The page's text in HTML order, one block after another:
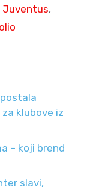
Juventus,
klubove iz
– koji brend
slavi,